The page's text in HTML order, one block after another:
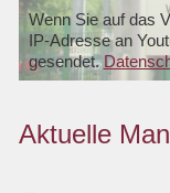
Wenn Sie auf das
IP-Adresse an
gesendet.
Aktuelle